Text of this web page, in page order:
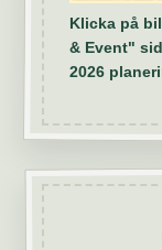
Klicka på
& Event"
2026